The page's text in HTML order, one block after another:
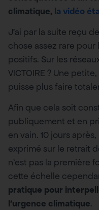
climatique, la vidéo
J’ai par la suite reçu
chose assez rare
positifs. Sur les
VICTOIRE ? Une
puisse plus faire
Afin que cela soit
publiquement et en
en vain. 10 jours
exprimé sur le retrait
n’est pas la première
cette échelle
pratique pour
l’urgence climatique.